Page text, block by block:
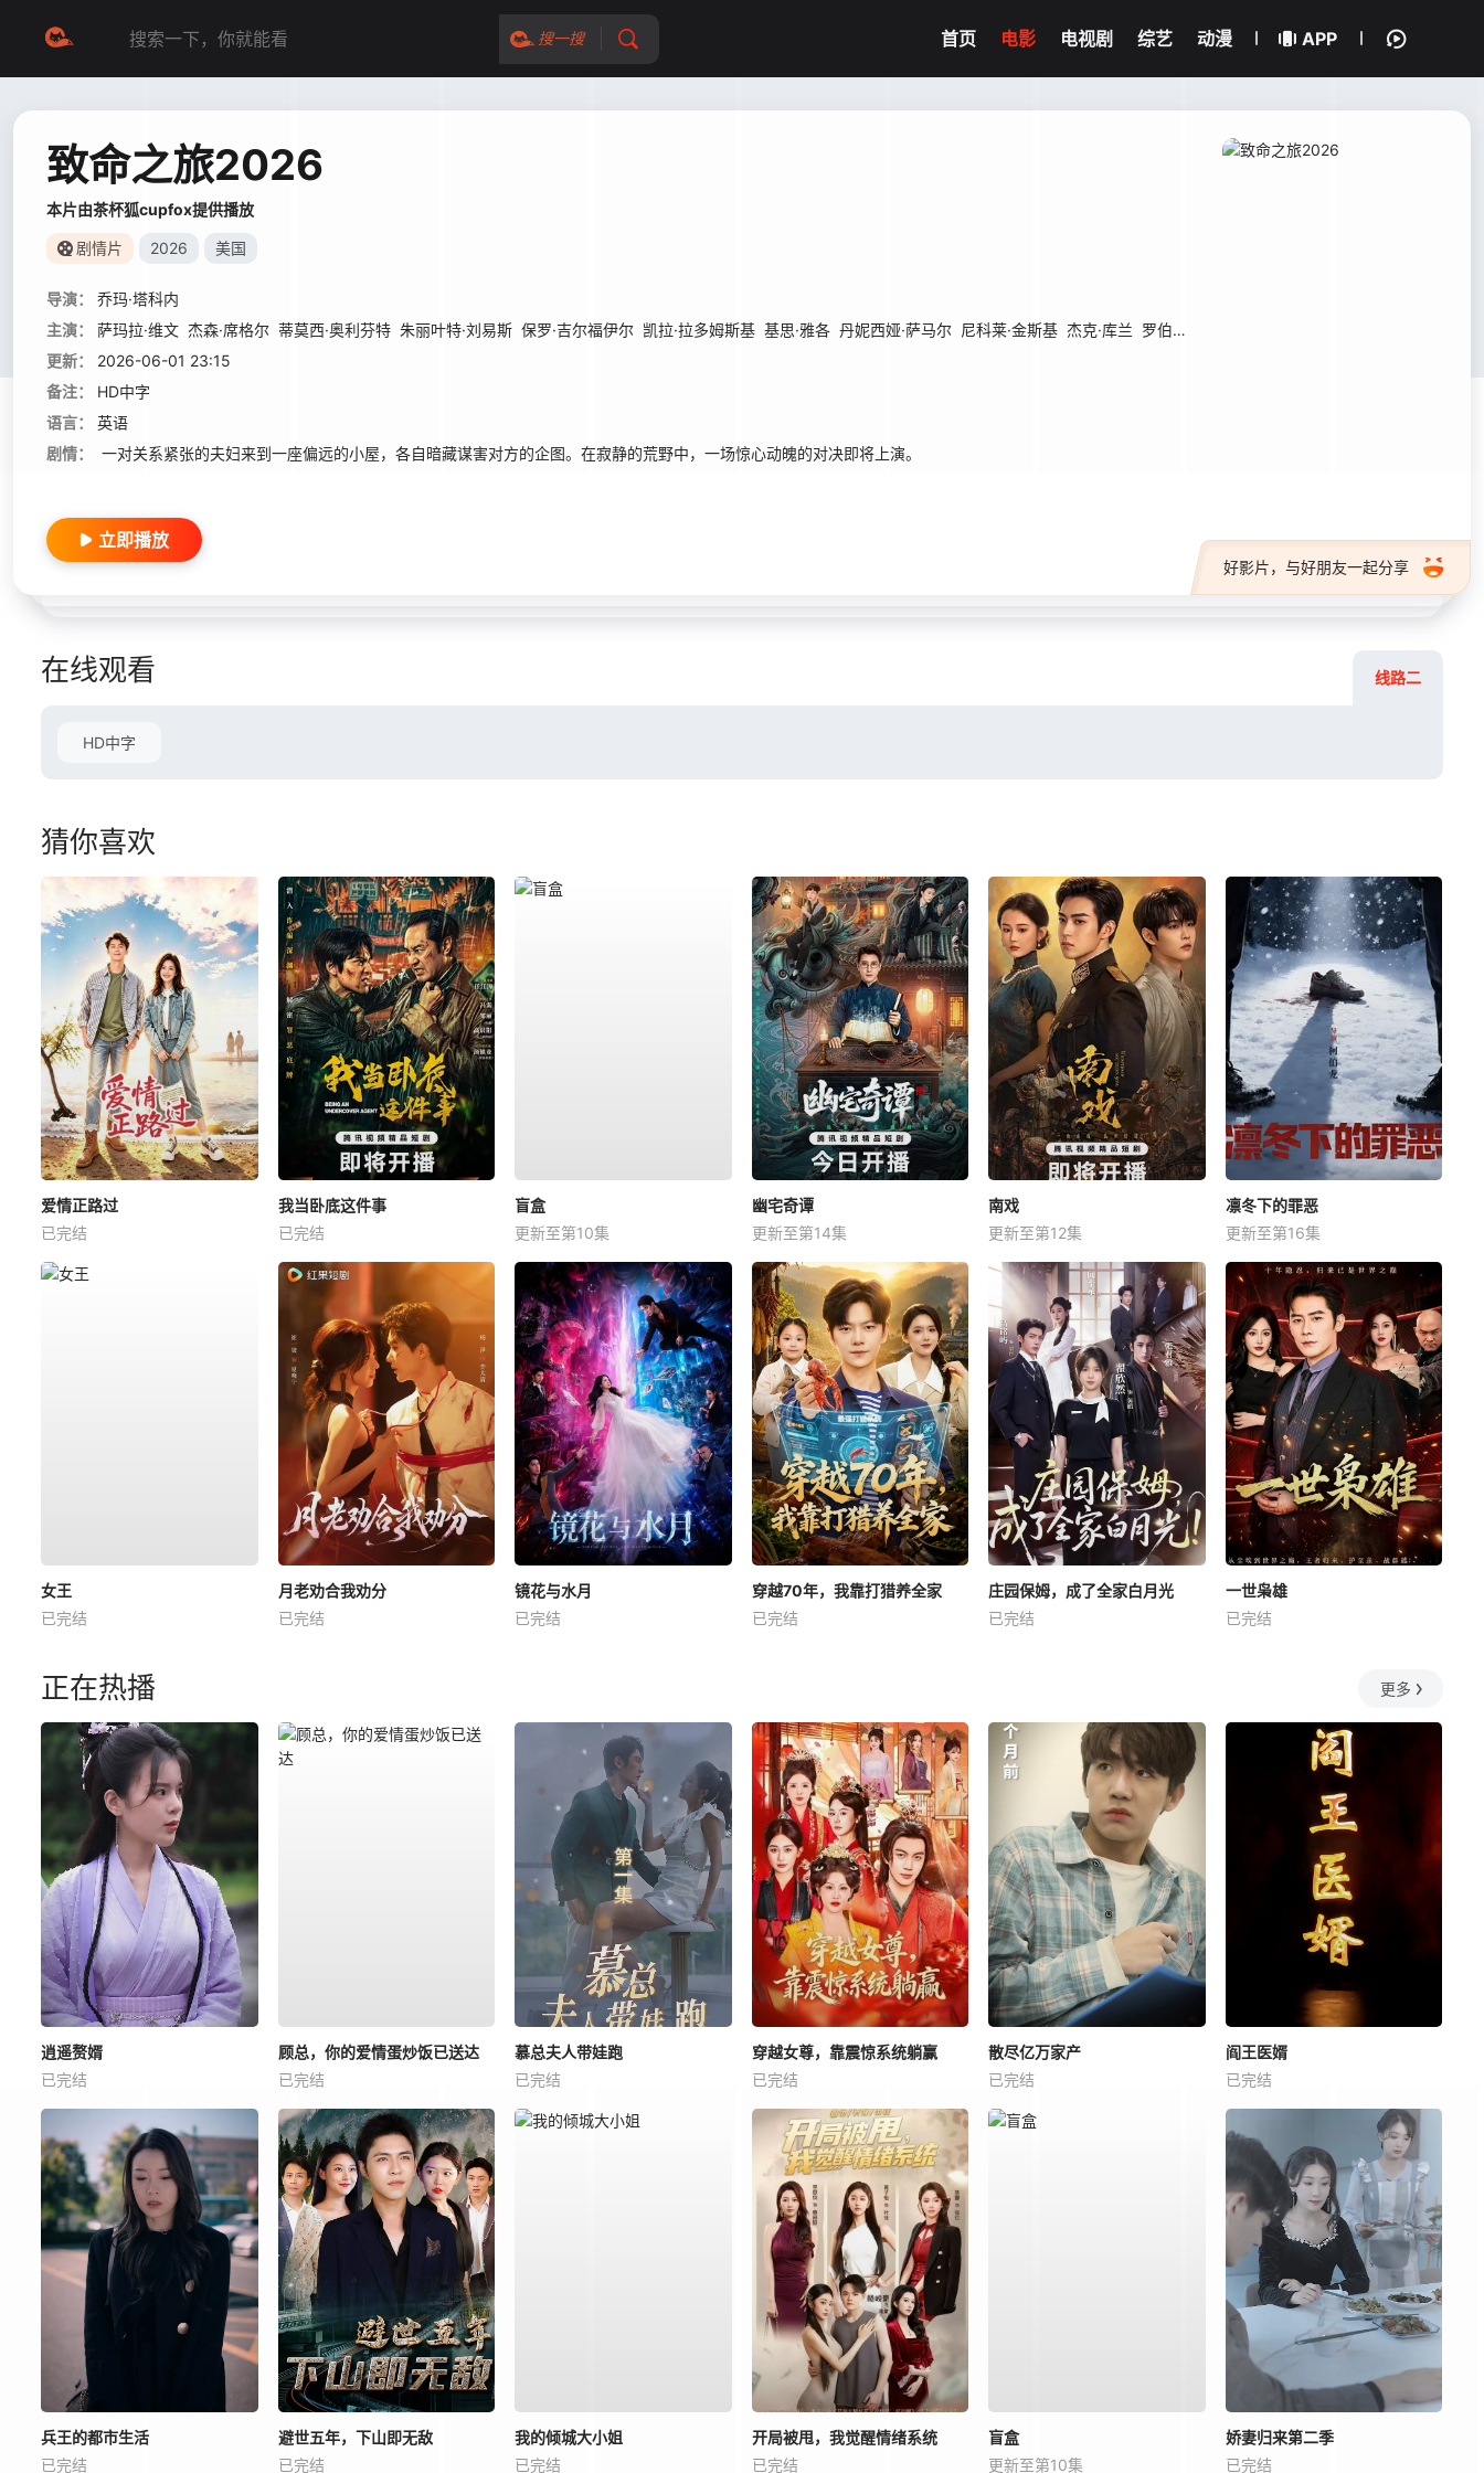
搜一搜 首页 电影 电视剧 综艺 动漫 APP
致命之旅2026
本片由茶杯狐cupfox提供播放
剧情片 2026 美国
导演：
乔玛·塔科内
主演：
萨玛拉·维文 杰森·席格尔 蒂莫西·奥利芬特 朱丽叶特·刘易斯 保罗·吉尔福伊尔 凯拉·拉多姆斯基 基思·雅各 丹妮西娅·萨马尔 尼科莱·金斯基 杰克·库兰 罗伯特·古德曼
更新：
2026-06-01 23:15
备注：
HD中字
语言：
英语
剧情：
一对关系紧张的夫妇来到一座偏远的小屋，各自暗藏谋害对方的企图。在寂静的荒野中，一场惊心动魄的对决即将上演。
好影片，与好朋友一起分享
立即播放
在线观看 线路二
HD中字
猜你喜欢
爱情正路过
已完结
我当卧底这件事
已完结
盲盒
更新至第10集
幽宅奇谭
更新至第14集
南戏
更新至第12集
凛冬下的罪恶
更新至第16集
女王
已完结
月老劝合我劝分
已完结
镜花与水月
已完结
穿越70年，我靠打猎养全家
已完结
庄园保姆，成了全家白月光
已完结
一世枭雄
已完结
正在热播 更多
逍遥赘婿
已完结
顾总，你的爱情蛋炒饭已送达
已完结
慕总夫人带娃跑
已完结
穿越女尊，靠震惊系统躺赢
已完结
散尽亿万家产
已完结
阎王医婿
已完结
兵王的都市生活
已完结
避世五年，下山即无敌
已完结
我的倾城大小姐
已完结
开局被甩，我觉醒情绪系统
已完结
盲盒
更新至第10集
娇妻归来第二季
已完结